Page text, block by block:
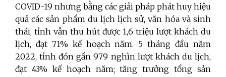
COVID-19 nhưng bằng các giải pháp phát huy hiệu
quả các sản phẩm du lịch lịch sử, văn hóa và sinh
thái, tỉnh vẫn thu hút được 1,6 triệu lượt khách du
lịch, đạt 71% kế hoạch năm. 5 tháng đầu năm
2022, tỉnh đón gần 979 nghìn lượt khách du lịch,
đạt 43% kế hoạch năm; tăng trưởng tổng sản